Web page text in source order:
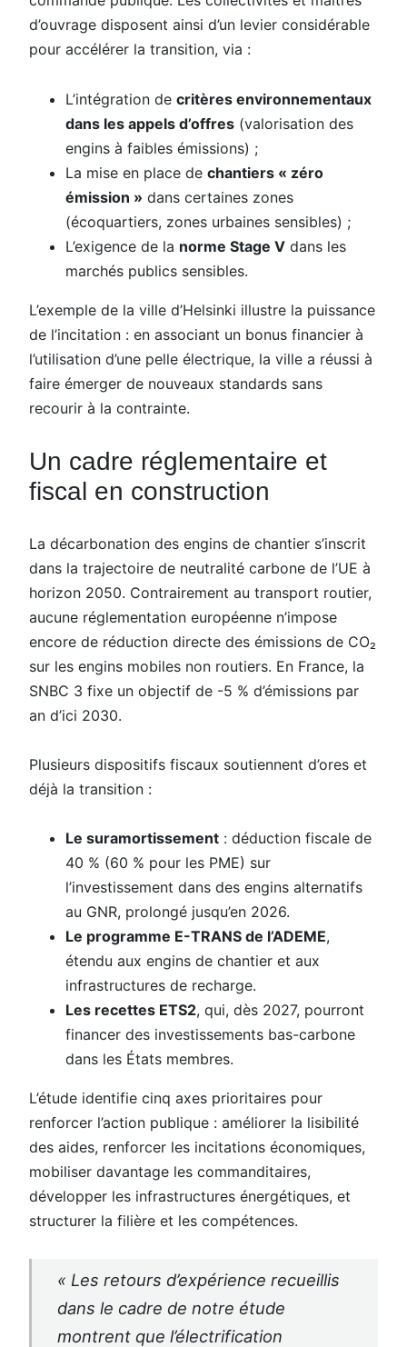
d’ouvrage disposent ainsi d’un levier considérable
pour accélérer la transition, via :
L’intégration de critères environnementaux
dans les appels d’offres (valorisation des
engins à faibles émissions) ;
La mise en place de chantiers « zéro
émission » dans certaines zones
(écoquartiers, zones urbaines sensibles) ;
L’exigence de la norme Stage V dans les
marchés publics sensibles.
L’exemple de la ville d’Helsinki illustre la puissance
de l’incitation : en associant un bonus financier à
l’utilisation d’une pelle électrique, la ville a réussi à
faire émerger de nouveaux standards sans
recourir à la contrainte.
Un cadre réglementaire et
fiscal en construction
La décarbonation des engins de chantier s’inscrit
dans la trajectoire de neutralité carbone de l’UE à
horizon 2050. Contrairement au transport routier,
aucune réglementation européenne n’impose
encore de réduction directe des émissions de CO₂
sur les engins mobiles non routiers. En France, la
SNBC 3 fixe un objectif de -5 % d’émissions par
an d’ici 2030.
Plusieurs dispositifs fiscaux soutiennent d’ores et
déjà la transition :
Le suramortissement : déduction fiscale de
40 % (60 % pour les PME) sur
l’investissement dans des engins alternatifs
au GNR, prolongé jusqu’en 2026.
Le programme E-TRANS de l’ADEME,
étendu aux engins de chantier et aux
infrastructures de recharge.
Les recettes ETS2, qui, dès 2027, pourront
financer des investissements bas-carbone
dans les États membres.
L’étude identifie cinq axes prioritaires pour
renforcer l’action publique : améliorer la lisibilité
des aides, renforcer les incitations économiques,
mobiliser davantage les commanditaires,
développer les infrastructures énergétiques, et
structurer la filière et les compétences.
« Les retours d’expérience recueillis
dans le cadre de notre étude
montrent que l’électrification